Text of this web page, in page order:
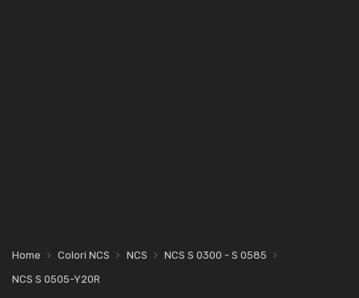
Home Colori NCS NCS
NCS S 0300 - S 0585
NCS S 0505-Y20R